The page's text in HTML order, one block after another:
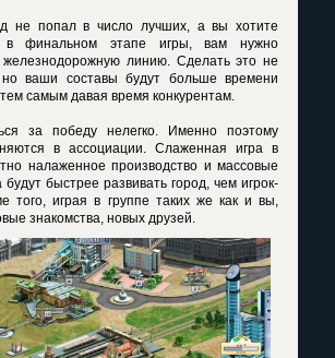
не попал в число лучших, а вы хотите
в финальном этапе игры, вам нужно
железнодорожную линию. Сделать это не
но ваши составы будут больше времени
тем самым давая время конкурентам.
за победу нелегко. Именно поэтому
в ассоциации. Слаженная игра в
налаженное производство и массовые
будут быстрее развивать город, чем игрок-
того, играя в группе таких же как и вы,
знакомства, новых друзей.